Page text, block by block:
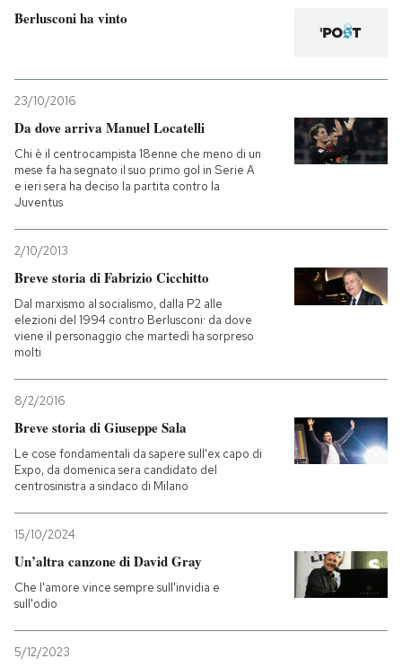
Berlusconi ha vinto
23/10/2016
Da dove arriva Manuel Locatelli
Chi è il centrocampista 18enne che meno di un
mese fa ha segnato il suo primo gol in Serie A
e ieri sera ha deciso la partita contro la
Juventus
2/10/2013
Breve storia di Fabrizio Cicchitto
Dal marxismo al socialismo, dalla P2 alle
elezioni del 1994 contro Berlusconi: da dove
viene il personaggio che martedì ha sorpreso
molti
8/2/2016
Breve storia di Giuseppe Sala
Le cose fondamentali da sapere sull'ex capo di
Expo, da domenica sera candidato del
centrosinistra a sindaco di Milano
15/10/2024
Un’altra canzone di David Gray
Che l'amore vince sempre sull'invidia e
sull'odio
5/12/2023